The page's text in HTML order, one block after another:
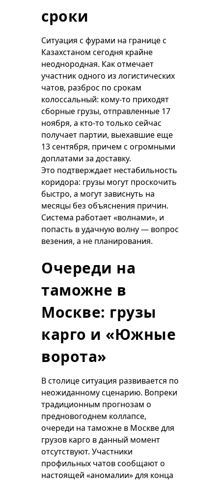
сроки
Ситуация с фурами на границе с
Казахстаном сегодня крайне
неоднородная. Как отмечает
участник одного из логистических
чатов, разброс по срокам
колоссальный: кому-то приходят
сборные грузы, отправленные 17
ноября, а кто-то только сейчас
получает партии, выехавшие еще
13 сентября, причем с огромными
доплатами за доставку.
Это подтверждает нестабильность
коридора: грузы могут проскочить
быстро, а могут зависнуть на
месяцы без объяснения причин.
Система работает «волнами», и
попасть в удачную волну — вопрос
везения, а не планирования.
Очереди на
таможне в
Москве: грузы
карго и «Южные
ворота»
В столице ситуация развивается по
неожиданному сценарию. Вопреки
традиционным прогнозам о
предновогоднем коллапсе,
очереди на таможне в Москве для
грузов карго в данный момент
отсутствуют. Участники
профильных чатов сообщают о
настоящей «аномалии» для конца